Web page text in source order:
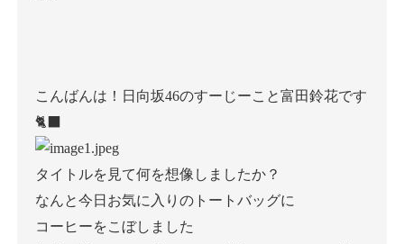
こんばんは！日向坂46のすーじーこと富田鈴花です
🐈‍⬛
タイトルを見て何を想像しましたか？
なんと今日お気に入りのトートバッグに
コーヒーをこぼしました